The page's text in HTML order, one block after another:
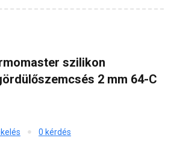
szilikon
2 mm 64-C
0 kérdés